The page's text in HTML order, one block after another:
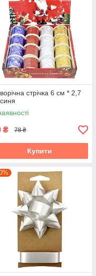
стрiчка 6 см * 2,7
₴ 78 ₴
Купити